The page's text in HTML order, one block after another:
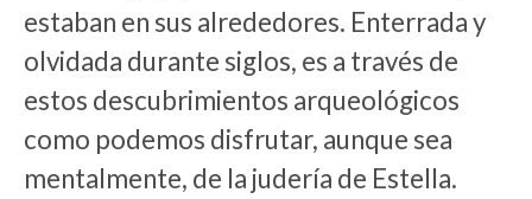
estaban en sus alrededores. Enterrada y
olvidada durante siglos, es a través de
estos descubrimientos arqueológicos
como podemos disfrutar, aunque sea
mentalmente, de la judería de Estella.